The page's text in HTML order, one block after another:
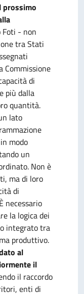
prossimo
- non
tra Stati
Commissione
di
più dalla
quantità.
lato
modo
un
Non è
ma di loro
di
necessario
la logica dei
integrato tra
produttivo.
al
il
il raccordo
enti di